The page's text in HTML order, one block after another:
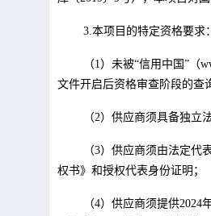
3.本项目的特定资格要求：
（1）未被“信用中国”
文件开启后资格审查阶段的查
（2）供应商须具备独立
（3）供应商须由法定
权书》和授权代表身份证明；
（4）供应商须提供